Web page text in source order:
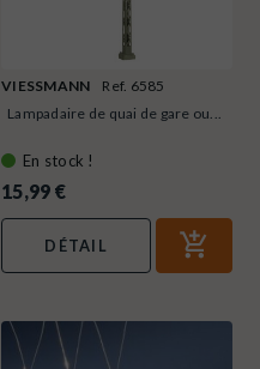
VIESSMANN
Ref. 6585
Lampadaire de quai de gare ou...
En stock !
15,99 €
DÉTAIL